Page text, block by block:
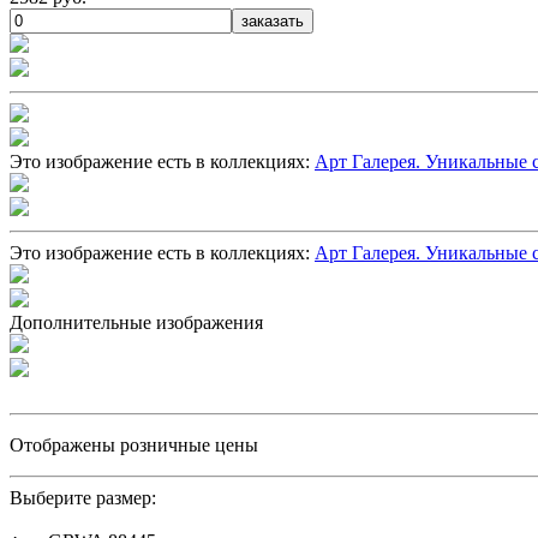
заказать
Это изображение есть в коллекциях: Арт Галерея. Уникальные
Это изображение есть в коллекциях: Арт Галерея. Уникальные
Дополнительные изображения
Отображены розничные цены
Выберите размер: